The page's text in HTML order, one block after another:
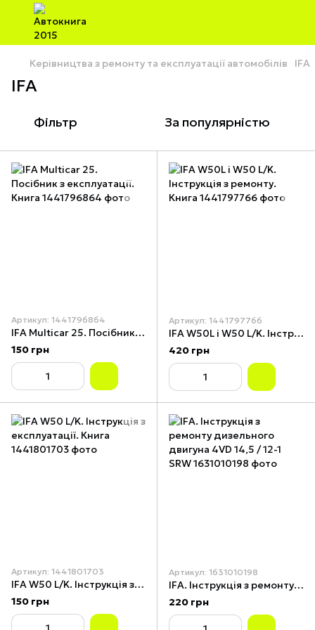
Керівництва з ремонту та експлуатації автомобілів IFA
IFA
Фільтр За популярністю
Артикул: 1441796864
IFA Multicar 25. Посібник з експлуатації. Книга
150 грн
Артикул: 1441797766
IFA W50L і W50 L/K. Інструкція з ремонту. Книга
420 грн
Артикул: 1441801703
IFA W50 L/K. Інструкція з експлуатації. Книга
150 грн
Артикул: 1631010198
IFA. Інструкція з ремонту дизельного двигуна 4VD 14,5 / 12-1 SRW
220 грн